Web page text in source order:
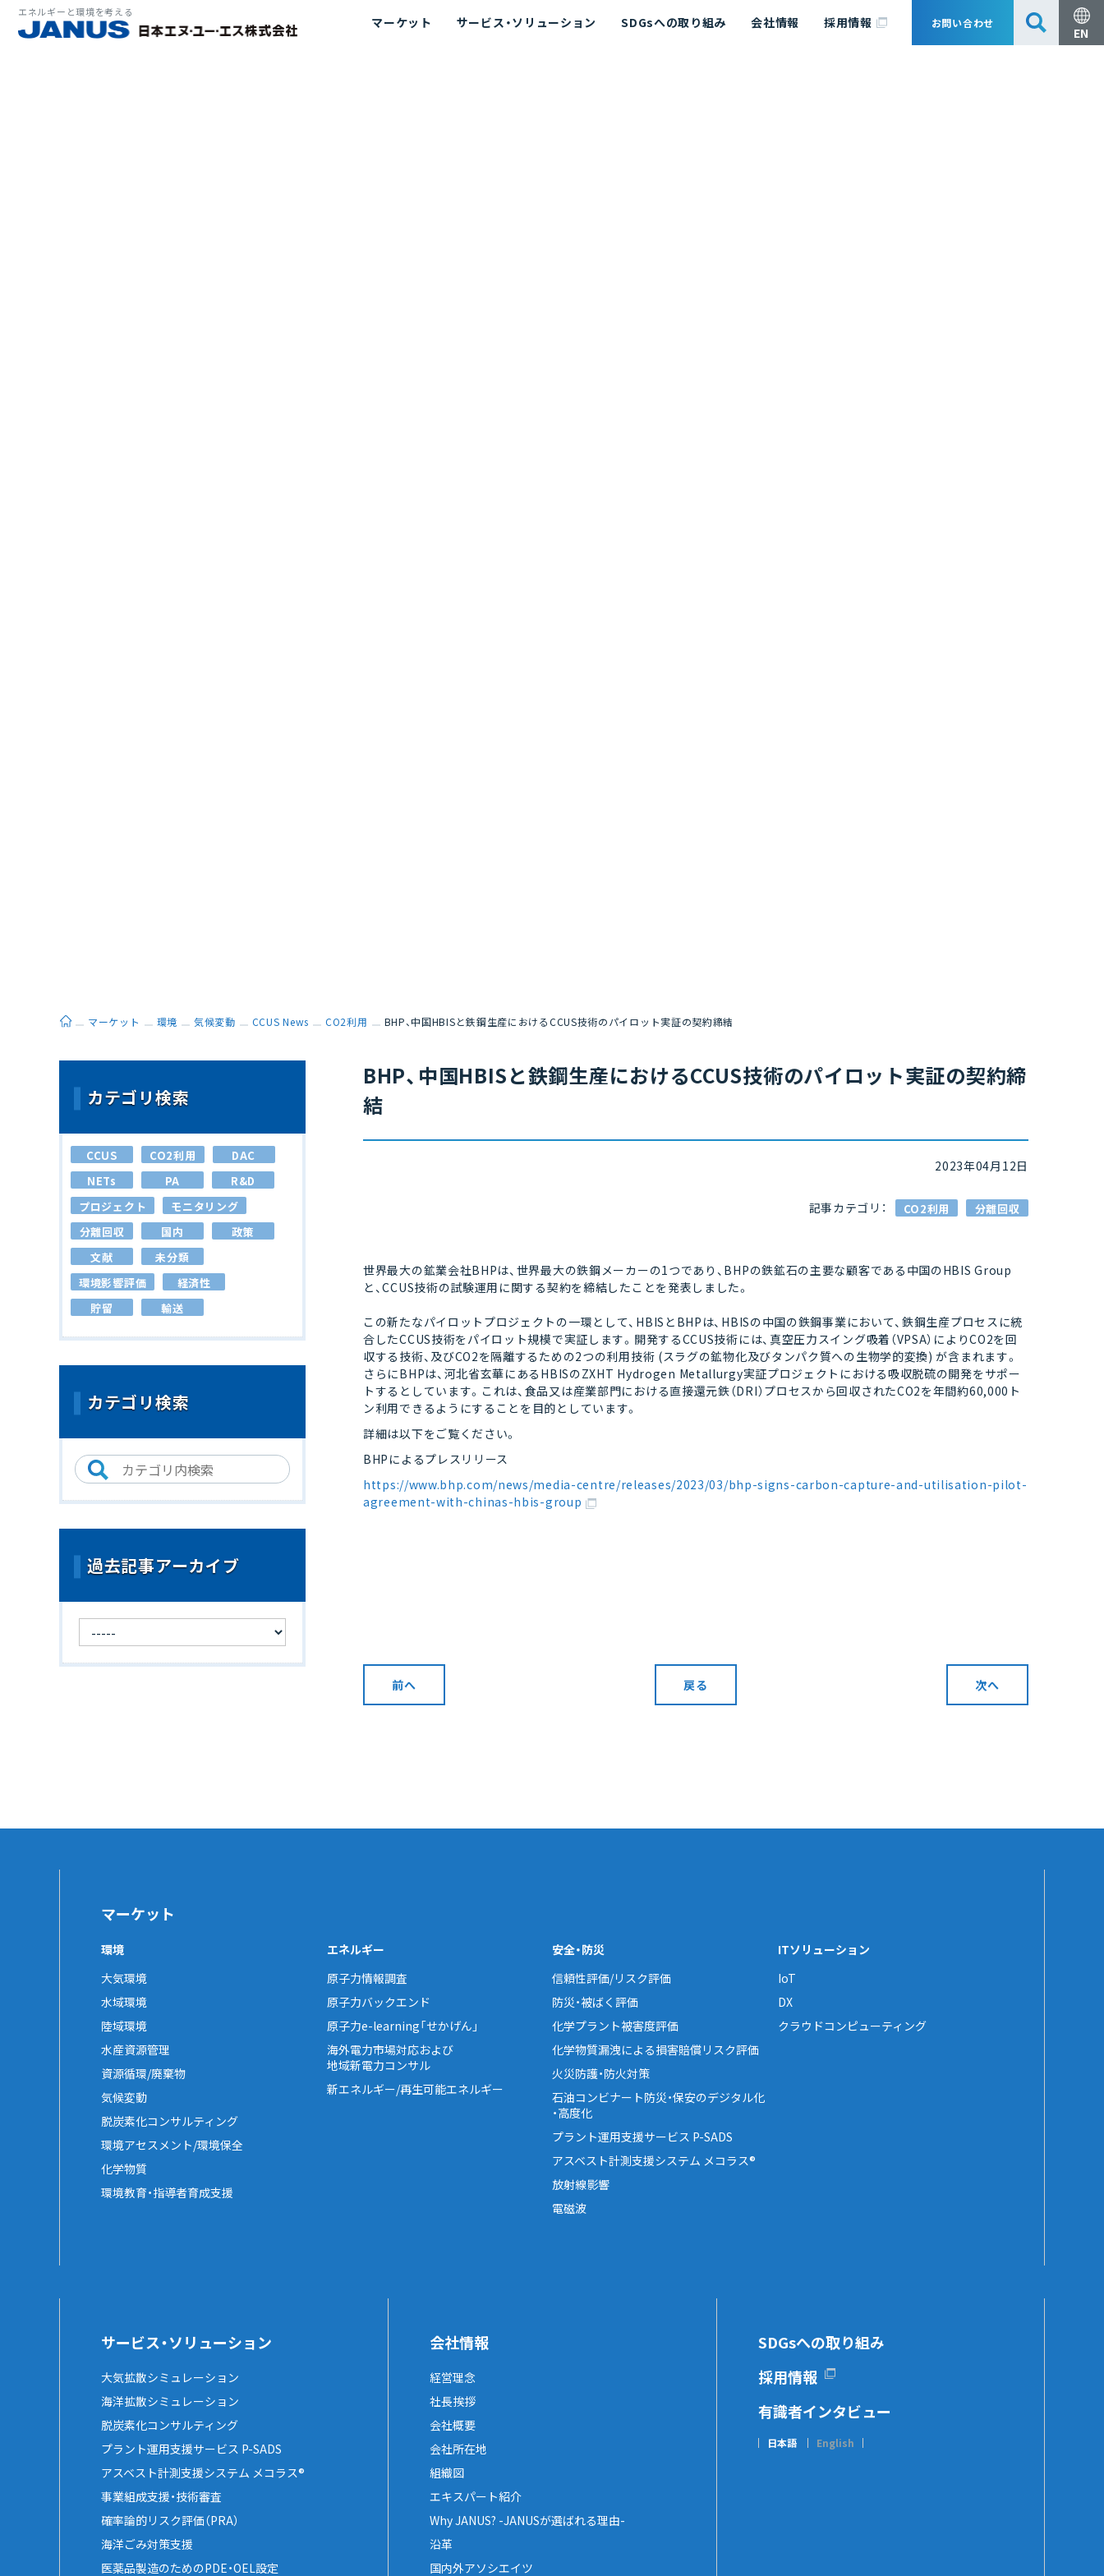
エネルギーと環境を考える
マーケット サービス・ソリューション SDGsへの取り組み 会社情報 採用情報 お問い合わせ
EN
ホームマーケット 環境 気候変動 CCUS News CO2利用 BHP、中国HBISと鉄鋼生産におけるCCUS技術のパイロット実証の契約締結
BHP、中国HBISと鉄鋼生産におけるCCUS技術のパイロット実証の契約締
結
2023年04月12日
記事カテゴリ： CO2利用 分離回収
世界最大の鉱業会社BHPは、世界最大の鉄鋼メーカーの1つであり、BHPの鉄鉱石の主要な顧客である中国のHBIS Group
と、CCUS技術の試験運用に関する契約を締結したことを発表しました。
この新たなパイロットプロジェクトの一環として、HBISとBHPは、HBISの中国の鉄鋼事業において、鉄鋼生産プロセスに統
合したCCUS技術をパイロット規模で実証します。開発するCCUS技術には、真空圧力スイング吸着（VPSA）によりCO2を回
収する技術、及びCO2を隔離するための2つの利用技術 (スラグの鉱物化及びタンパク質への生物学的変換) が含まれます。
さらにBHPは、河北省玄華にあるHBISのZXHT Hydrogen Metallurgy実証プロジェクトにおける吸収脱硫の開発をサポー
トするとしています。これは、食品又は産業部門における直接還元鉄（DRI）プロセスから回収されたCO2を年間約60,000ト
ン利用できるようにすることを目的としています。
詳細は以下をご覧ください。
BHPによるプレスリリース
https://www.bhp.com/news/media-centre/releases/2023/03/bhp-signs-carbon-capture-and-utilisation-pilot-
agreement-with-chinas-hbis-group
前へ 戻る 次へ
カテゴリ検索
CCUS CO2利用
DAC
NETs
PA
R&D
プロジェクト
モニタリング
分離回収
国内
政策
文献
未分類
環境影響評価
経済性
貯留
輸送
カテゴリ検索
過去記事アーカイブ
マーケット
環境
大気環境
水域環境
陸域環境
水産資源管理
資源循環/廃棄物
気候変動
脱炭素化コンサルティング
環境アセスメント/環境保全
化学物質
環境教育・指導者育成支援
エネルギー
原子力情報調査
原子力バックエンド
原子力e-learning「せかげん」
海外電力市場対応および
地域新電力コンサル
新エネルギー/再生可能エネルギー
安全・防災
信頼性評価/リスク評価
防災・被ばく評価
化学プラント被害度評価
化学物質漏洩による損害賠償リスク評価
火災防護・防火対策
石油コンビナート防災・保安のデジタル化
・高度化
プラント運用支援サービス P-SADS
アスベスト計測支援システム メコラス®
放射線影響
電磁波
ITソリューション
IoT
DX
クラウドコンピューティング
サービス・ソリューション
大気拡散シミュレーション
海洋拡散シミュレーション
脱炭素化コンサルティング
プラント運用支援サービス P-SADS
アスベスト計測支援システム メコラス®
事業組成支援・技術審査
確率論的リスク評価（PRA）
海洋ごみ対策支援
医薬品製造のためのPDE・OEL設定
会社情報
経営理念
社長挨拶
会社概要
会社所在地
組織図
エキスパート紹介
Why JANUS? -JANUSが選ばれる理由-
沿革
国内外アソシエイツ
SDGsへの取り組み
採用情報
有識者インタビュー
日本語 English